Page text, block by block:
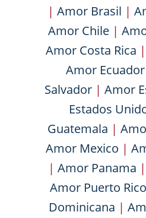
| Amor Brasil |
Amor Chile |
Amor Costa Rica |
Amor Ecuador
Salvador | Amor
Estados
Guatemala |
Amor Mexico |
| Amor Panama |
Amor Puerto Rico
Dominicana |